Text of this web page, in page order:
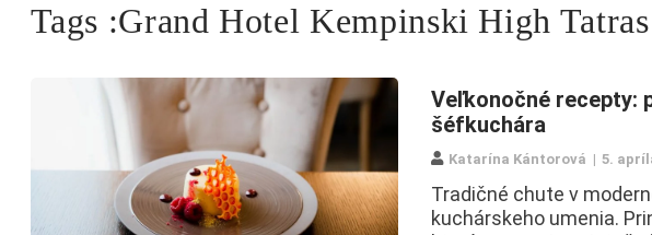
Tags :Grand Hotel Kempinski High Tatras
Veľkonočné recepty:
šéfkuchára
Katarína Kántorová 5.
Tradičné chute v
kuchárskeho umenia.